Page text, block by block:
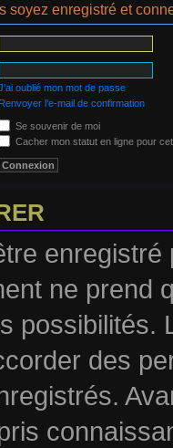
soyez enregistré et
oublié mon mot de passe
Renvoyer l’e-mail de confirmation
Se souvenir de moi
Cacher mon statut en ligne pour
ne prend
possibilités.
des